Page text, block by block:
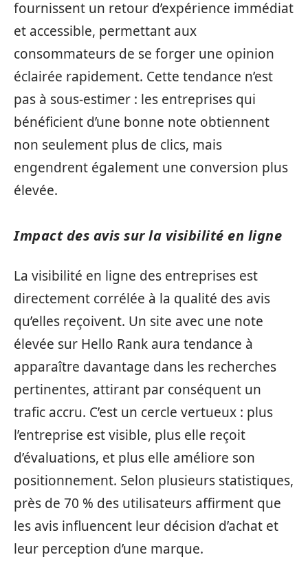
fournissent un retour d’expérience immédiat
et accessible, permettant aux
consommateurs de se forger une opinion
éclairée rapidement. Cette tendance n’est
pas à sous-estimer : les entreprises qui
bénéficient d’une bonne note obtiennent
non seulement plus de clics, mais
engendrent également une conversion plus
élevée.
Impact des avis sur la visibilité en ligne
La visibilité en ligne des entreprises est
directement corrélée à la qualité des avis
qu’elles reçoivent. Un site avec une note
élevée sur Hello Rank aura tendance à
apparaître davantage dans les recherches
pertinentes, attirant par conséquent un
trafic accru. C’est un cercle vertueux : plus
l’entreprise est visible, plus elle reçoit
d’évaluations, et plus elle améliore son
positionnement. Selon plusieurs statistiques,
près de 70 % des utilisateurs affirment que
les avis influencent leur décision d’achat et
leur perception d’une marque.